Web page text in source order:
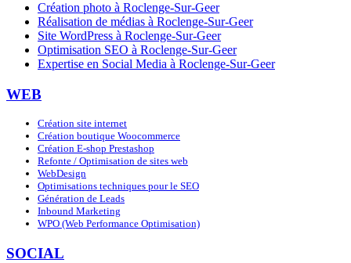
Création photo à Roclenge-Sur-Geer
Réalisation de médias à Roclenge-Sur-Geer
Site WordPress à Roclenge-Sur-Geer
Optimisation SEO à Roclenge-Sur-Geer
Expertise en Social Media à Roclenge-Sur-Geer
WEB
Création site internet
Création boutique Woocommerce
Création E-shop Prestashop
Refonte / Optimisation de sites web
WebDesign
Optimisations techniques pour le SEO
Génération de Leads
Inbound Marketing
WPO (Web Performance Optimisation)
SOCIAL